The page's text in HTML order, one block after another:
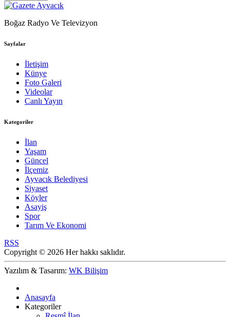
Boğaz Radyo Ve Televizyon
Sayfalar
İletişim
Künye
Foto Galeri
Videolar
Canlı Yayın
Kategoriler
İlan
Yaşam
Güncel
İlçemiz
Ayvacık Belediyesi
Siyaset
Köyler
Asayiş
Spor
Tarım Ve Ekonomi
RSS
Copyright © 2026 Her hakkı saklıdır.
Yazılım & Tasarım: WK Bilişim
Anasayfa
Kategoriler